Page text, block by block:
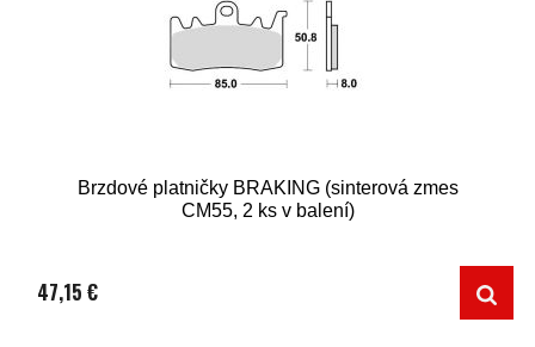
Brzdové platničky BRAKING (sinterová zmes
CM55, 2 ks v balení)
47,15 €